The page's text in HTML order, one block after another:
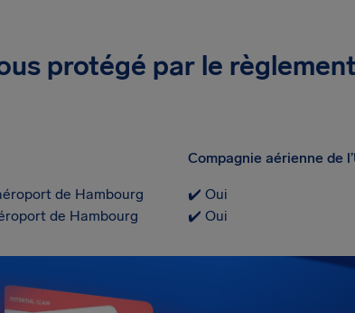
protégé par le règlement
Compagnie aérienne de
de Hambourg ✔️ Oui
de Hambourg
✔️ Oui